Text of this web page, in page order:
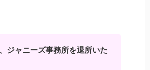
ジャニーズ事務所を退所いた